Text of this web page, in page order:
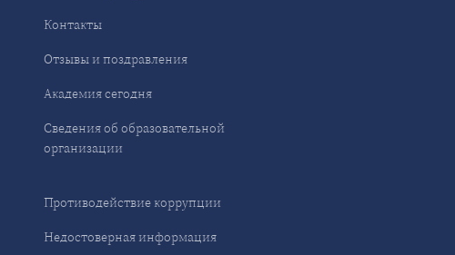
Контакты
Отзывы и поздравления
Академия сегодня
Сведения об образовательной
организации
Противодействие коррупции
Недостоверная информация